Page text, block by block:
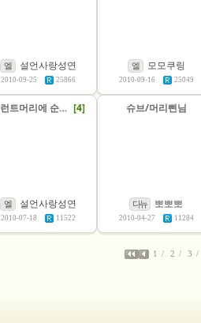
엘 설언사랑성연
2010-09-25 25866
엘 모모쿠링
2010-09-16 25049
탤런트머리에 순마입은 여인네? [4]
엘 설언사랑성연
2010-07-18 11522
슈브/머리삔님
다뉴 뽀뽀뽀
2010-04-27 11284
1 2 3